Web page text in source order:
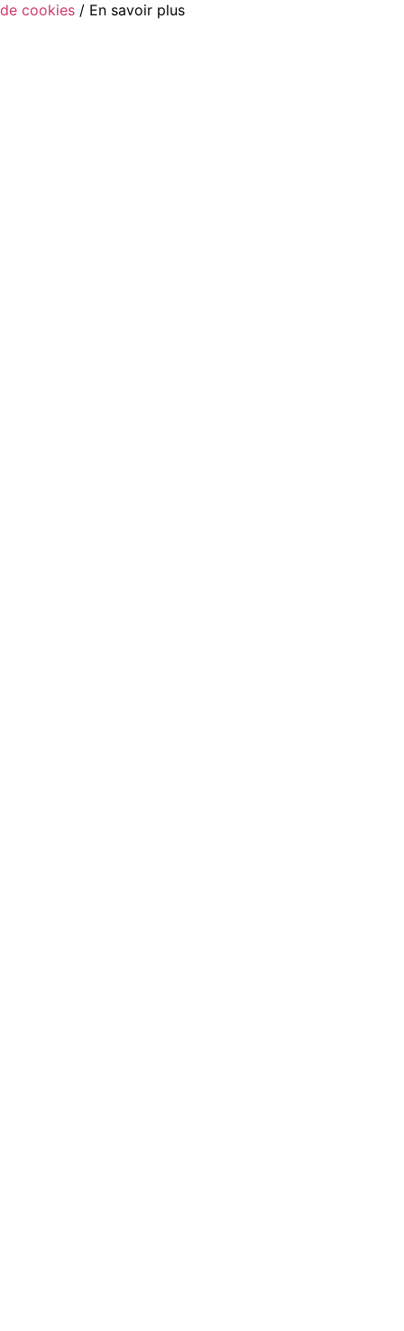
de cookies / En savoir plus